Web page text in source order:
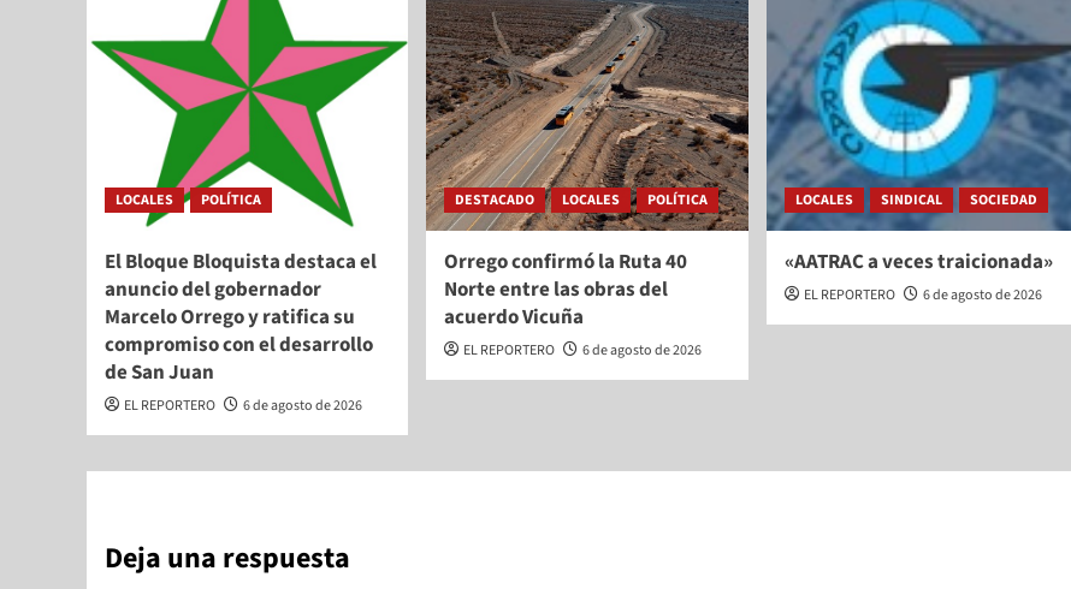
LOCALES POLÍTICA
El Bloque Bloquista destaca el
anuncio del gobernador
Marcelo Orrego y ratifica su
compromiso con el desarrollo
de San Juan
EL REPORTERO 6 de agosto de 2026
DESTACADO LOCALES POLÍTICA
Orrego confirmó la Ruta 40
Norte entre las obras del
acuerdo Vicuña
EL REPORTERO 6 de agosto de 2026
LOCALES SINDICAL SOCIEDAD
«AATRAC a veces traicionada»
EL REPORTERO 6 de agosto de 2026
Deja una respuesta